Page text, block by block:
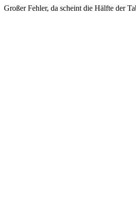
Großer Fehler, da scheint die Hälfte der